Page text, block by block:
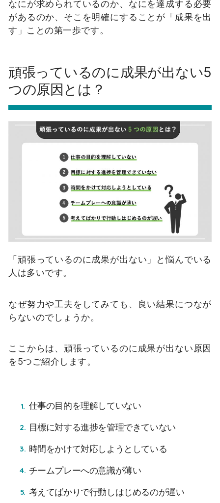
なにが求められているのか、なにを達成する必要
があるのか、そこを明確にすることが「成果を出
す」ことの第一歩です。
頑張っているのに成果が出ない5
つの原因とは？
「頑張っているのに成果が出ない」と悩んでいる
人は多いです。
なぜ努力や工夫をしてみても、良い結果につなが
らないのでしょうか。
ここからは、頑張っているのに成果が出ない原因
を5つご紹介します。
仕事の目的を理解していない
目標に対する進捗を管理できていない
時間をかけて対応しようとしている
チームプレーへの意識が薄い
考えてばかりで行動しはじめるのが遅い